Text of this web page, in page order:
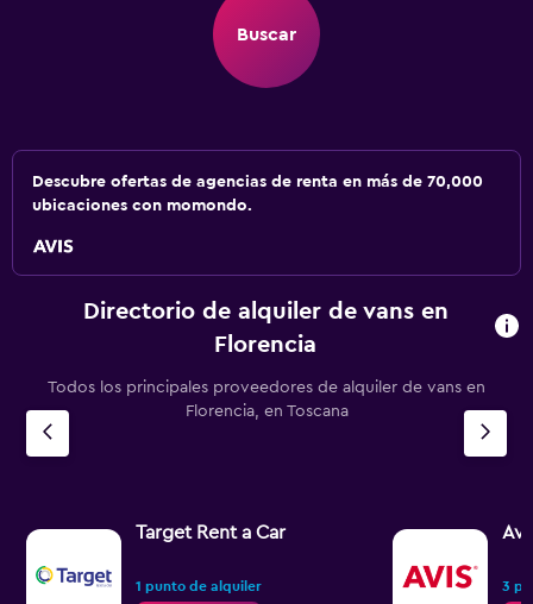
Buscar
Descubre ofertas de agencias de renta en más de 70,000
ubicaciones con momondo.
Directorio de alquiler de vans en
Florencia
Todos los principales proveedores de alquiler de vans en
Florencia, en Toscana
Target Rent a Car
1 punto de alquiler 3